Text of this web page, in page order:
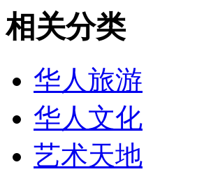
相关分类
华人旅游
华人文化
艺术天地